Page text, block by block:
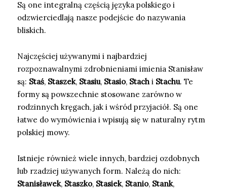
Są one integralną częścią języka polskiego i
odzwierciedlają nasze podejście do nazywania
bliskich.
Najczęściej używanymi i najbardziej
rozpoznawalnymi zdrobnieniami imienia Stanisław
są: Staś, Staszek, Stasiu, Stasio, Stach i Stachu. Te
formy są powszechnie stosowane zarówno w
rodzinnych kręgach, jak i wśród przyjaciół. Są one
łatwe do wymówienia i wpisują się w naturalny rytm
polskiej mowy.
Istnieje również wiele innych, bardziej ozdobnych
lub rzadziej używanych form. Należą do nich:
Stanisławek, Staszko, Stasiek, Stanio, Stank,